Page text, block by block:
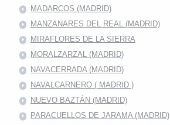
MADARCOS (MADRID)
MANZANARES DEL REAL (MADRID)
MIRAFLORES DE LA SIERRA
MORALZARZAL (MADRID)
NAVACERRADA (MADRID)
NAVALCARNERO ( MADRID )
NUEVO BAZTÁN (MADRID)
PARACUELLOS DE JARAMA (MADRID)